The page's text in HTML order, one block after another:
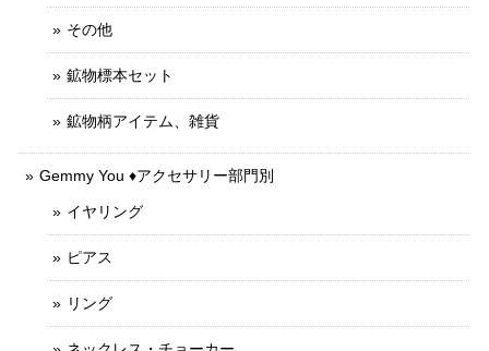
その他
鉱物標本セット
鉱物柄アイテム、雑貨
Gemmy You ♦︎アクセサリー部門別
イヤリング
ピアス
リング